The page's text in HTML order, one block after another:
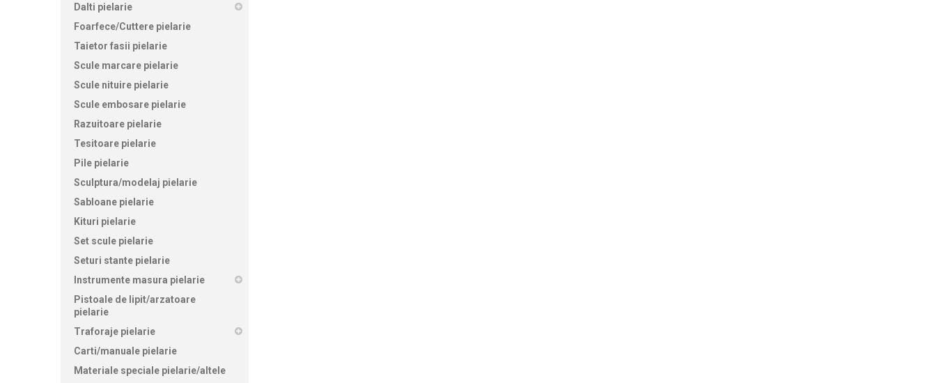
Dalti pielarie
Foarfece/Cuttere pielarie
Taietor fasii pielarie
Scule marcare pielarie
Scule nituire pielarie
Scule embosare pielarie
Razuitoare pielarie
Tesitoare pielarie
Pile pielarie
Sculptura/modelaj pielarie
Sabloane pielarie
Kituri pielarie
Set scule pielarie
Seturi stante pielarie
Instrumente masura pielarie
Pistoale de lipit/arzatoare
pielarie
Traforaje pielarie
Carti/manuale pielarie
Materiale speciale pielarie/altele